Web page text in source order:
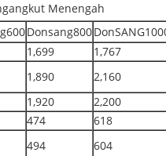
Menengah
Donsang800
1,699 1,767
1,890 2,160
1,920 2,200
474 618
494 604